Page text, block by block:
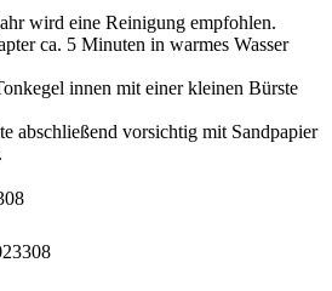
wird eine Reinigung empfohlen.
ca. 5 Minuten in warmes Wasser
innen mit einer kleinen Bürste
abschließend vorsichtig mit Sandpapier